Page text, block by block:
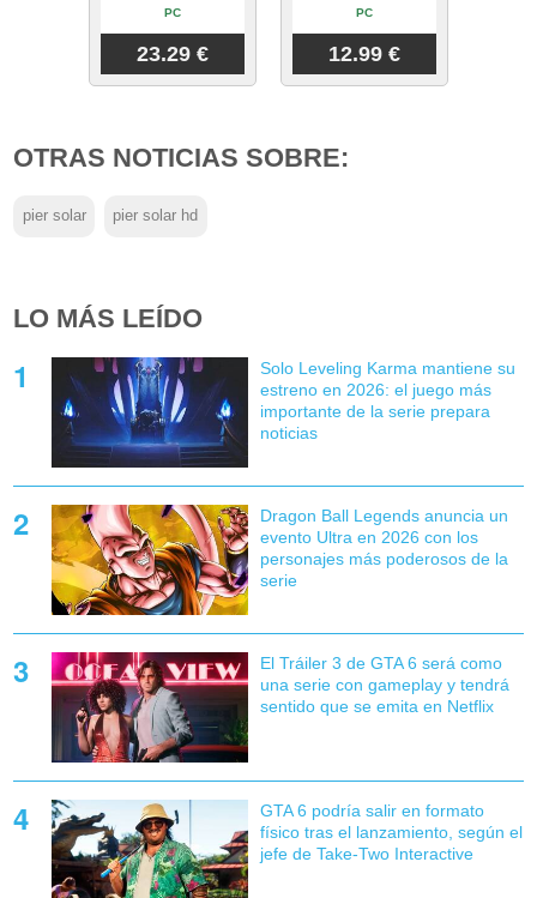
PC
23.29 €
PC
12.99 €
OTRAS NOTICIAS SOBRE:
pier solar pier solar hd
LO MÁS LEÍDO
Solo Leveling Karma mantiene su
estreno en 2026: el juego más
importante de la serie prepara
noticias
Dragon Ball Legends anuncia un
evento Ultra en 2026 con los
personajes más poderosos de la
serie
El Tráiler 3 de GTA 6 será como
una serie con gameplay y tendrá
sentido que se emita en Netflix
GTA 6 podría salir en formato
físico tras el lanzamiento, según el
jefe de Take-Two Interactive